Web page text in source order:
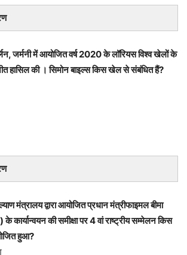
जर्मनी में आयोजित वर्ष 2020 के लॉरियस विश्व खेलों के
हासिल की । सिमोन बाइल्स किस खेल से संबंधित हैं?
मंत्रालय द्वारा आयोजित प्रधान मंत्रीफाइमल बीमा
की समीक्षा पर 4 वां राष्ट्रीय सम्मेलन किस
हुआ?